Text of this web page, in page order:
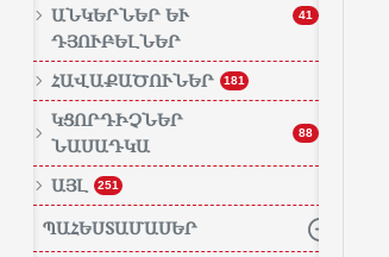
ԱՆԿԵՐՆԵՐ ԵՒ Դ
ՅՈՒԲԵԼՆԵՐ
41
ՀԱՎԱՔԱԾՈՒՆԵՐ 181
ԿՑՈՐԴԻՉՆԵՐ
ՆԱՍԱԴԿԱ
88
ԱՅԼ 251
ՊԱՀԵՍՏԱՄԱՍԵՐ